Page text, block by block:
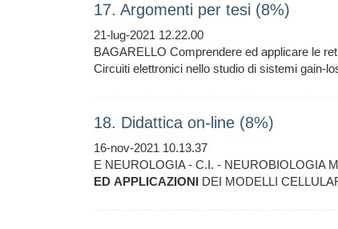
17. Argomenti per tesi (8%)
21-lug-2021 12.22.00
BAGARELLO Comprendere ed applicare le
Circuiti elettronici nello studio di sistemi gain-
18. Didattica on-line (8%)
16-nov-2021 10.13.37
E NEUROLOGIA - C.I. - NEUROBIOLOGIA
ED APPLICAZIONI DEI MODELLI